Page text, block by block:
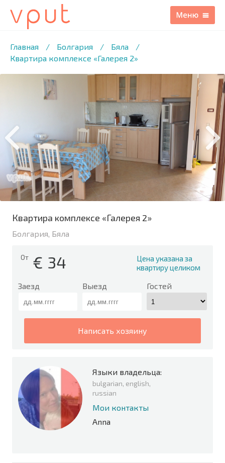
Главная / Болгария / Бяла
/
Квартира комплексе «Галерея 2»
/29 ФОТО
Квартира комплексе «Галерея 2»
Болгария, Бяла
От € 34
Цена указана за
квартиру целиком
Заезд Выезд Гостей
написать хозяину
Языки владельца:
bulgarian, english,
russian
Мои контакты
Anna